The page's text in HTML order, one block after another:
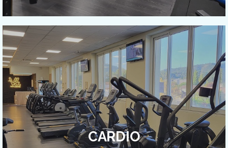
CARDIO